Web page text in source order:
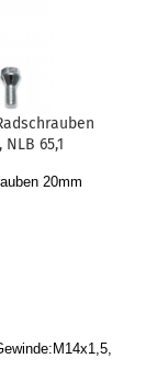
65,1
20mm